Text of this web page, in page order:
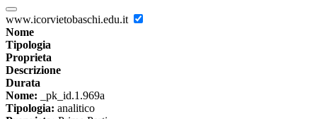
www.icorvietobaschi.edu.it
Nome
Tipologia
Proprieta
Descrizione
Durata
Nome: _pk_id.1.969a
Tipologia: analitico